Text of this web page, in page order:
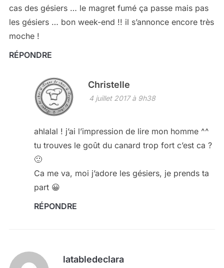
cas des gésiers … le magret fumé ça passe mais pas
les gésiers … bon week-end !! il s’annonce encore très
moche !
RÉPONDRE
Christelle
4 juillet 2017 à 9h38
ahlalal ! j’ai l’impression de lire mon homme ^^
tu trouves le goût du canard trop fort c’est ca ?
🙂
Ca me va, moi j’adore les gésiers, je prends ta
part 😀
RÉPONDRE
latabledeclara